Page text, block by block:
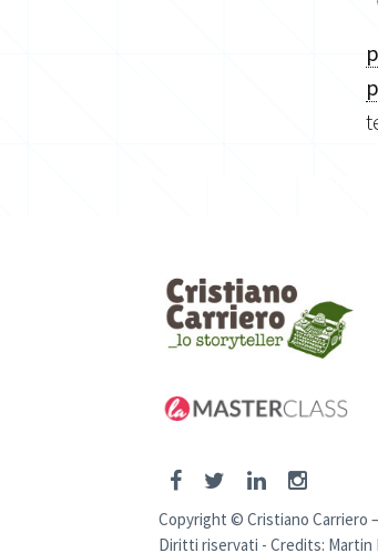
Copyright © Cristiano Carriero –
Diritti riservati - Credits: Martin